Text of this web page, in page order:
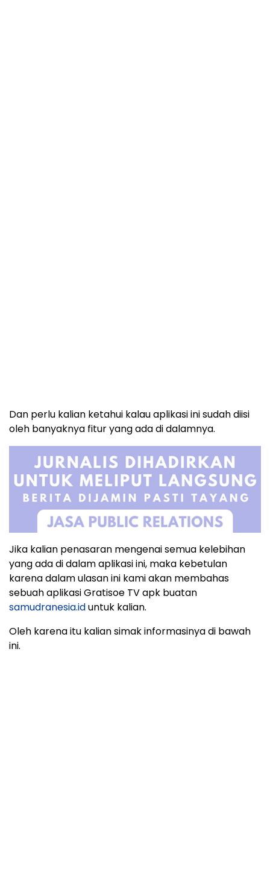
Dan perlu kalian ketahui kalau aplikasi ini sudah diisi
oleh banyaknya fitur yang ada di dalamnya.
Jika kalian penasaran mengenai semua kelebihan
yang ada di dalam aplikasi ini, maka kebetulan
karena dalam ulasan ini kami akan membahas
sebuah aplikasi Gratisoe TV apk buatan
samudranesia.iduntuk kalian.
Oleh karena itu kalian simak informasinya di bawah
ini.